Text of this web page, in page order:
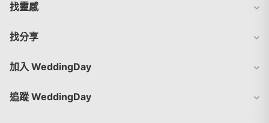
找靈感
找分享
加入 WeddingDay
追蹤 WeddingDay